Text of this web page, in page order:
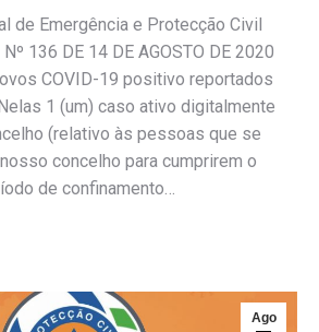
de Emergência e Protecção Civil
136 DE 14 DE AGOSTO DE 2020
COVID-19 positivo reportados
1 (um) caso ativo digitalmente
(relativo às pessoas que se
concelho para cumprirem o
de confinamento…
Ago